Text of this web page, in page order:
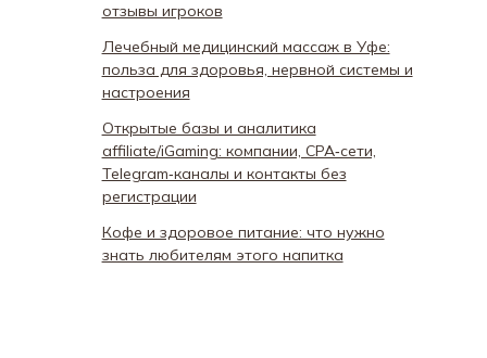
отзывы игроков
Лечебный медицинский массаж в Уфе:
польза для здоровья, нервной системы и
настроения
Открытые базы и аналитика
affiliate/iGaming: компании, CPA‑сети,
Telegram‑каналы и контакты без
регистрации
Кофе и здоровое питание: что нужно
знать любителям этого напитка